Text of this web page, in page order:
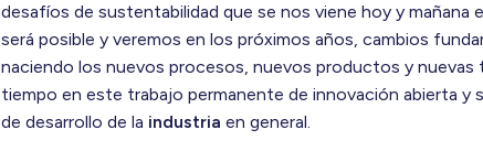
desafíos de sustentabilidad que se nos viene hoy y
será posible y veremos en los próximos años, cambios
naciendo los nuevos procesos, nuevos productos y
tiempo en este trabajo permanente de innovación abierta
de desarrollo de la industria en general.